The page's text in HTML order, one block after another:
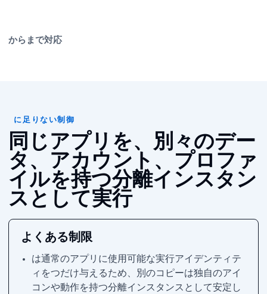
macOS 10.11 から Golden Gate まで対応
MACOS に足りない制御
同じアプリを、別々のデー
タ、アカウント、プロファ
イルを持つ分離インスタン
スとして実行
よくある制限
macOS は通常のアプリに使用可能な実行アイデンティテ
ィを1つだけ与えるため、別のコピーは独自の Dock アイ
コンや Spaces 動作を持つ分離インスタンスとして安定し